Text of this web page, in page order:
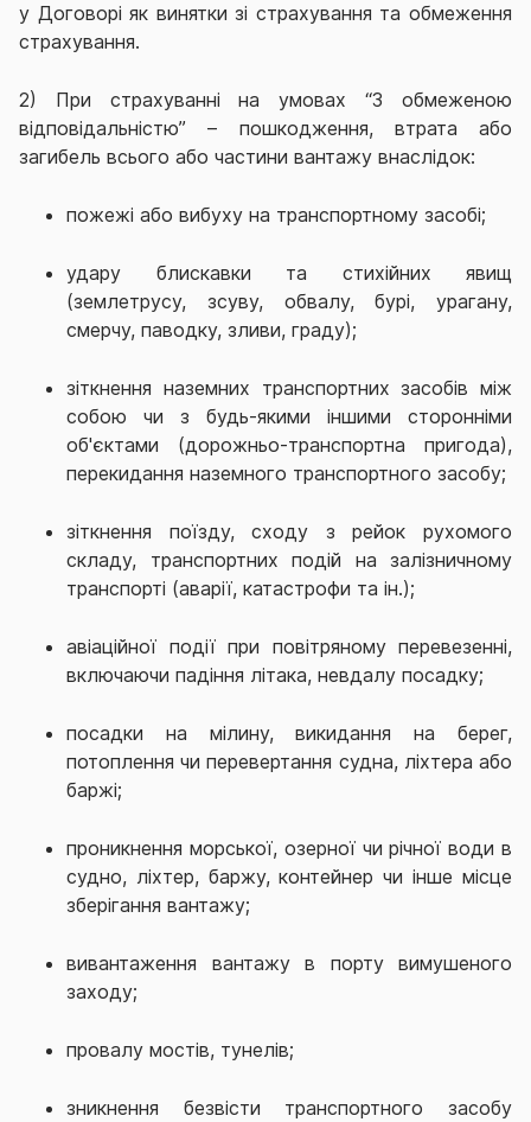
у Договорі як винятки зі страхування та обмеження
страхування.
2) При страхуванні на умовах “3 обмеженою
відповідальністю” – пошкодження, втрата або
загибель всього або частини вантажу внаслідок:
пожежі або вибуху на транспортному засобі;
удару блискавки та стихійних явищ
(землетрусу, зсуву, обвалу, бурі, урагану,
смерчу, паводку, зливи, граду);
зіткнення наземних транспортних засобів між
собою чи з будь-якими іншими сторонніми
об'єктами (дорожньо-транспортна пригода),
перекидання наземного транспортного засобу;
зіткнення поїзду, сходу з рейок рухомого
складу, транспортних подій на залізничному
транспорті (аварії, катастрофи та ін.);
авіаційної події при повітряному перевезенні,
включаючи падіння літака, невдалу посадку;
посадки на мілину, викидання на берег,
потоплення чи перевертання судна, ліхтера або
баржі;
проникнення морської, озерної чи річної води в
судно, ліхтер, баржу, контейнер чи інше місце
зберігання вантажу;
вивантаження вантажу в порту вимушеного
заходу;
провалу мостів, тунелів;
зникнення безвісти транспортного засобу